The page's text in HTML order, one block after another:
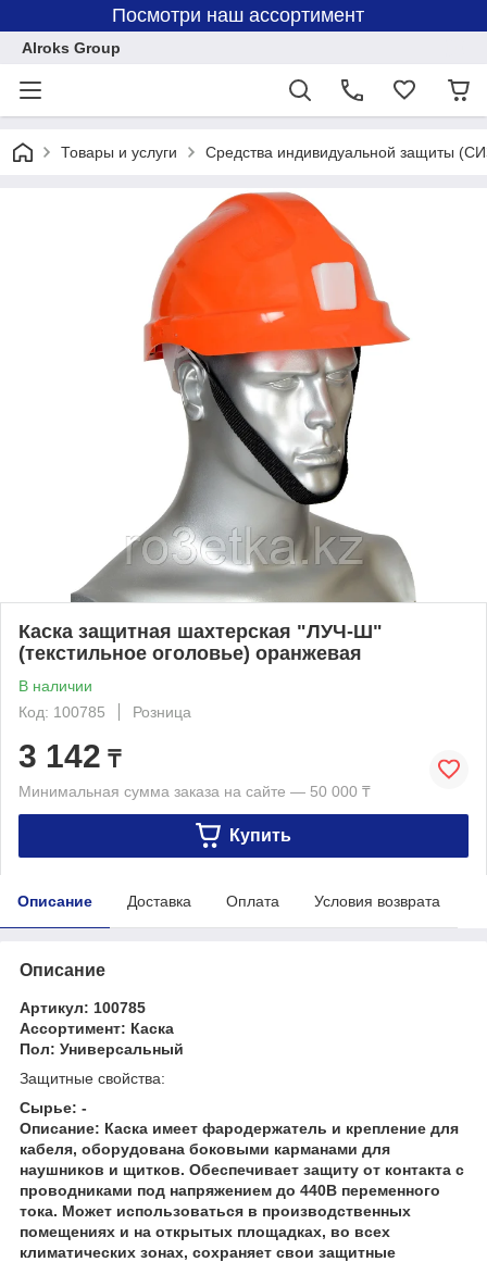
Посмотри наш ассортимент
Alroks Group
Товары и услуги Средства индивидуальной защиты
Каска защитная шахтерская "ЛУЧ-Ш"
(текстильное оголовье) оранжевая
В наличии
Код: 100785
Розница
3 142 ₸
Минимальная сумма заказа на сайте — 50 000 ₸
Купить
Описание Доставка Оплата Условия возврата
Описание
Артикул: 100785
Ассортимент: Каска
Пол: Универсальный
Защитные свойства:
Сырье: -
Описание: Каска имеет фародержатель и крепление для
кабеля, оборудована боковыми карманами для
наушников и щитков. Обеспечивает защиту от контакта с
проводниками под напряжением до 440В переменного
тока. Может использоваться в производственных
помещениях и на открытых площадках, во всех
климатических зонах, сохраняет свои защитные